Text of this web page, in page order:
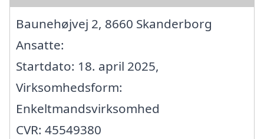
Baunehøjvej 2, 8660 Skanderborg
Ansatte:
Startdato: 18. april 2025,
Virksomhedsform:
Enkeltmandsvirksomhed
CVR: 45549380